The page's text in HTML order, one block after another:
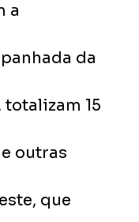
a
da
15
outras
que